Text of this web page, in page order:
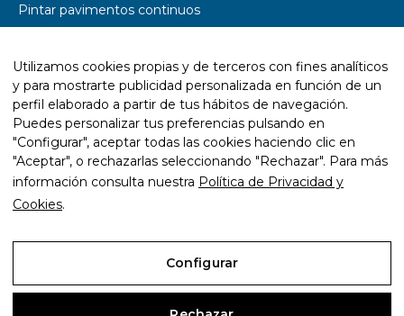
Pintar pavimentos continuos
Pintar parkings
Pintar pistas deportivas
Señalética y rotulación
Diseño wayfinding
Trabajos con resina epoxi
Trabajos con pintura ecológica
Mantenimiento y rehabilitación de infraestructuras
Utilizamos cookies propias y de terceros con fines analíticos
y para mostrarte publicidad personalizada en función de un
perfil elaborado a partir de tus hábitos de navegación.
Puedes personalizar tus preferencias pulsando en
"Configurar", aceptar todas las cookies haciendo clic en
"Aceptar", o rechazarlas seleccionando "Rechazar". Para más
información consulta nuestra Política de Privacidad y
Cookies.
Configurar
Aviso Legal